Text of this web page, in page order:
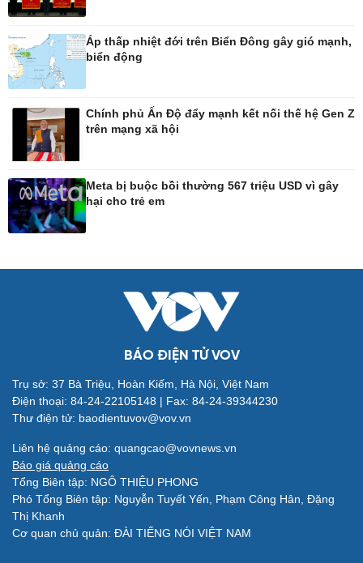
Công nghệ
Sành điệu
Tin Công nghệ
Trải nghiệm
Chuyển đổi số
Sức khỏe
Nhi khoa
Văn hóa
Sân khấu - Điện ảnh
Văn học
Âm nhạc
Giải trí
Nghệ sĩ
Thời trang
Sao Việt
Du lịch
Tư vấn
check-in
Áp thấp nhiệt đới trên Biển Đông gây gió mạnh,
biển động
Chính phủ Ấn Độ đẩy mạnh kết nối thế hệ Gen Z
trên mạng xã hội
Meta bị buộc bồi thường 567 triệu USD vì gây
hại cho trẻ em
BÁO ĐIỆN TỬ VOV
Trụ sở: 37 Bà Triệu, Hoàn Kiếm, Hà Nội, Việt Nam
Điện thoại: 84-24-22105148 | Fax: 84-24-39344230
Thư điện tử: baodientuvov@vov.vn
Liên hệ quảng cáo: quangcao@vovnews.vn
Báo giá quảng cáo
Tổng Biên tập: NGÔ THIỆU PHONG
Phó Tổng Biên tập: Nguyễn Tuyết Yến, Phạm Công Hân, Đặng
Thị Khanh
Cơ quan chủ quản: ĐÀI TIẾNG NÓI VIỆT NAM